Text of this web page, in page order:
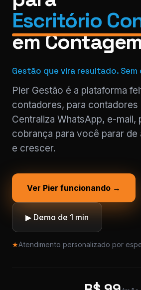
Escritório
em
Gestão que vira resultado. Sem
Pier Gestão é a plataforma
contadores, para contadores
Centraliza WhatsApp, e-mail,
cobrança para você parar de
e crescer.
Ver Pier funcionando →
▶ Demo de 1 min
★Atendimento personalizado por